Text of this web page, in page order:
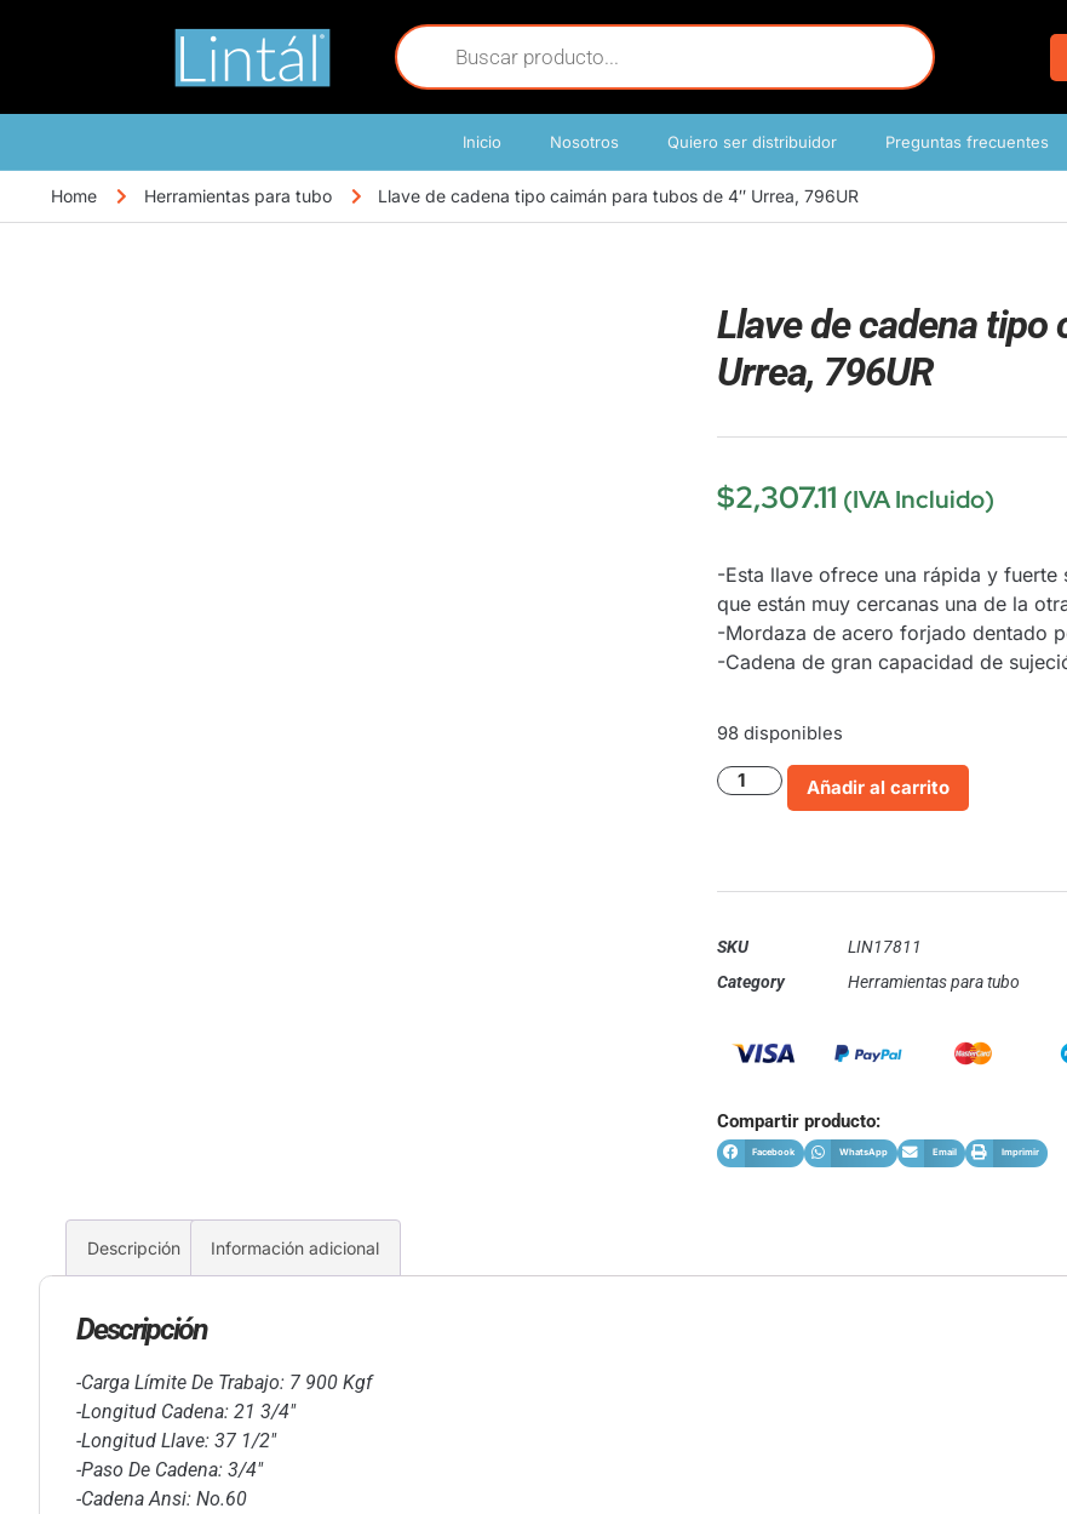
Inicio Nosotros Quiero ser distribuidor Preguntas frecuentes
Home Herramientas para tubo Llave de cadena tipo caimán para tubos de 4″ Urrea, 796UR
Llave de cadena tipo
Urrea, 796UR
$2,307.11 (IVA Incluido)
-Esta llave ofrece una rápida y
que están muy cercanas una de la
-Mordaza de acero forjado dentado
-Cadena de gran capacidad de
98 disponibles
Añadir al carrito
SKU
LIN17811
Category
Herramientas para tubo
Compartir producto:
Facebook WhatsApp Email Imprimir
Descripción Información adicional
Descripción
-Carga Límite De Trabajo: 7 900 Kgf
-Longitud Cadena: 21 3/4″
-Longitud Llave: 37 1/2″
-Paso De Cadena: 3/4″
-Cadena Ansi: No.60